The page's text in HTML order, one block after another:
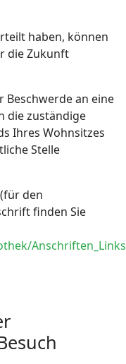
haben, können
die Zukunft
Beschwerde an eine
die zuständige
Ihres Wohnsitzes
Stelle
den
finden Sie